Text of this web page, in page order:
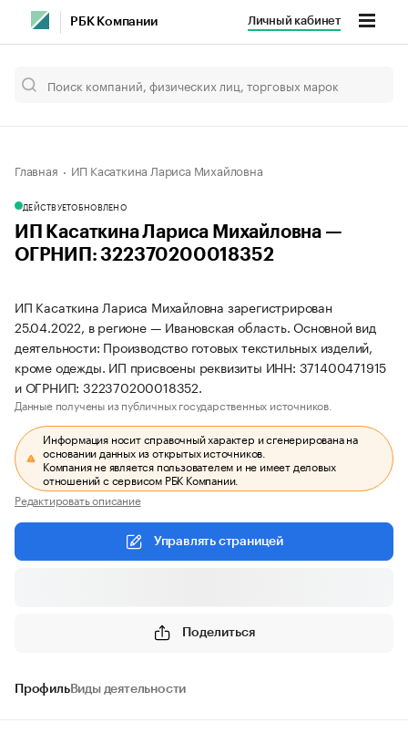
РБК Компании Личный кабинет
Главная ИП Касаткина Лариса Михайловна
ДЕЙСТВУЕТОБНОВЛЕНО
ИП Касаткина Лариса Михайловна —
ОГРНИП: 322370200018352
ИП Касаткина Лариса Михайловна зарегистрирован
25.04.2022, в регионе — Ивановская область. Основной вид
деятельности: Производство готовых текстильных изделий,
кроме одежды. ИП присвоены реквизиты ИНН: 371400471915
и ОГРНИП: 322370200018352.
Данные получены из публичных государственных источников.
Информация носит справочный характер и сгенерирована на
основании данных из открытых источников.
Компания не является пользователем и не имеет деловых
отношений с сервисом РБК Компании.
Редактировать описание
Управлять страницей
Поделиться
ПрофильВиды деятельности